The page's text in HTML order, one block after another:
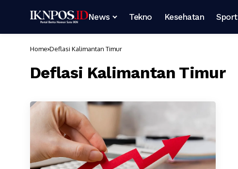
News Tekno Kesehatan Sport
Home Deflasi Kalimantan Timur
Deflasi Kalimantan Timur